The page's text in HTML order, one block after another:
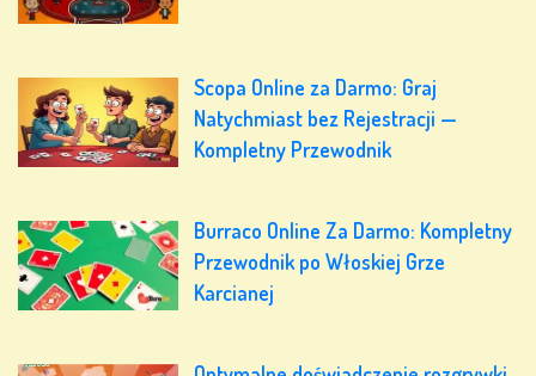
Scopa Online za Darmo: Graj
Natychmiast bez Rejestracji —
Kompletny Przewodnik
Burraco Online Za Darmo: Kompletny
Przewodnik po Włoskiej Grze
Karcianej